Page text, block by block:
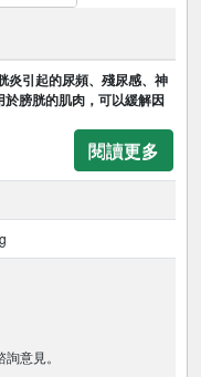
炎引起的尿頻、殘尿感、神
膀胱的肌肉，可以緩解因
閱讀更多
意見。